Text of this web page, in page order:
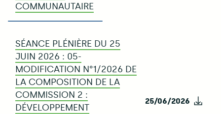
COMMUNAUTAIRE
SÉANCE PLÉNIÈRE DU 25
JUIN 2026 : 05-
MODIFICATION N°1/2026 DE
LA COMPOSITION DE LA
COMMISSION 2 :
DÉVELOPPEMENT
25/06/2026